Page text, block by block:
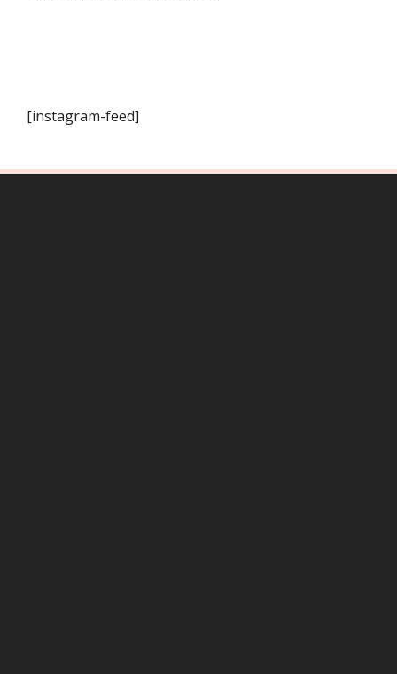
[instagram-feed]